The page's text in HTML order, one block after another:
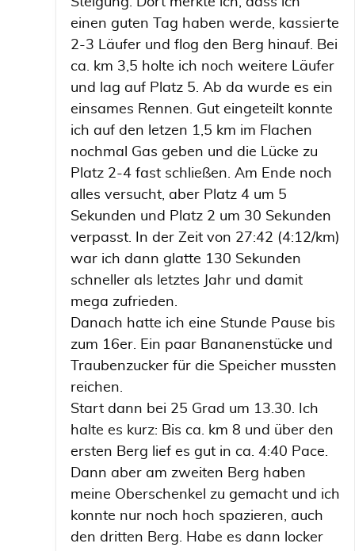
einen guten Tag haben werde, kassierte
2-3 Läufer und flog den Berg hinauf. Bei
ca. km 3,5 holte ich noch weitere Läufer
und lag auf Platz 5. Ab da wurde es ein
einsames Rennen. Gut eingeteilt konnte
ich auf den letzen 1,5 km im Flachen
nochmal Gas geben und die Lücke zu
Platz 2-4 fast schließen. Am Ende noch
alles versucht, aber Platz 4 um 5
Sekunden und Platz 2 um 30 Sekunden
verpasst. In der Zeit von 27:42 (4:12/km)
war ich dann glatte 130 Sekunden
schneller als letztes Jahr und damit
mega zufrieden.
Danach hatte ich eine Stunde Pause bis
zum 16er. Ein paar Bananenstücke und
Traubenzucker für die Speicher mussten
reichen.
Start dann bei 25 Grad um 13.30. Ich
halte es kurz: Bis ca. km 8 und über den
ersten Berg lief es gut in ca. 4:40 Pace.
Dann aber am zweiten Berg haben
meine Oberschenkel zu gemacht und ich
konnte nur noch hoch spazieren, auch
den dritten Berg. Habe es dann locker